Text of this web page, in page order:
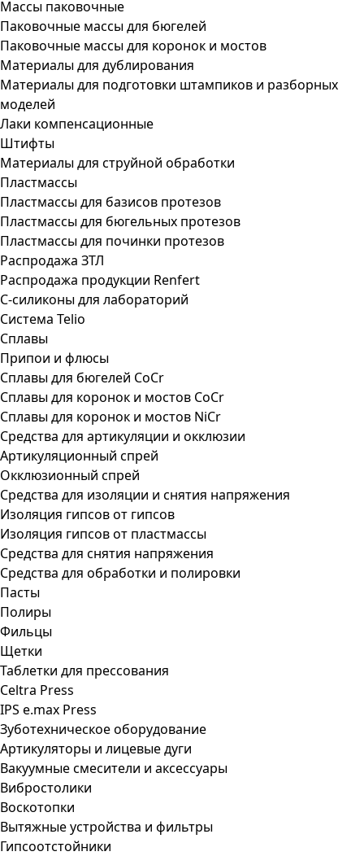
Массы паковочные
Паковочные массы для бюгелей
Паковочные массы для коронок и мостов
Материалы для дублирования
Материалы для подготовки штампиков и разборных
моделей
Лаки компенсационные
Штифты
Материалы для струйной обработки
Пластмассы
Пластмассы для базисов протезов
Пластмассы для бюгельных протезов
Пластмассы для починки протезов
Распродажа ЗТЛ
Распродажа продукции Renfert
С-силиконы для лабораторий
Система Telio
Сплавы
Припои и флюсы
Сплавы для бюгелей CoCr
Сплавы для коронок и мостов CoCr
Сплавы для коронок и мостов NiCr
Средства для артикуляции и окклюзии
Артикуляционный спрей
Окклюзионный спрей
Средства для изоляции и снятия напряжения
Изоляция гипсов от гипсов
Изоляция гипсов от пластмассы
Средства для снятия напряжения
Средства для обработки и полировки
Пасты
Полиры
Фильцы
Щетки
Таблетки для прессования
Celtra Press
IPS e.max Press
Зуботехническое оборудование
Артикуляторы и лицевые дуги
Вакуумные смесители и аксессуары
Вибростолики
Воскотопки
Вытяжные устройства и фильтры
Гипсоотстойники